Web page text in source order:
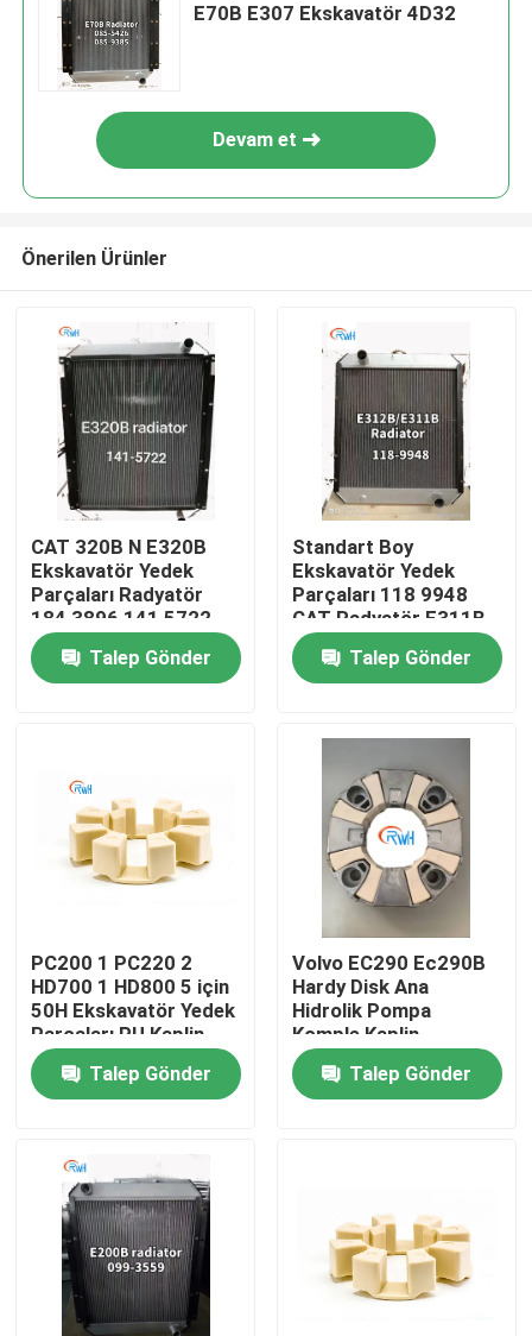
Ev
videolar
Hakkımızda
Kalite kontrol
Bize Ulaşın
Haberler
Vakalar
Hidrolik Kırıcı Conta Takımı
E70B E307 Ekskavatör 4D32
Devam et
Önerilen Ürünler
CAT 320B N E320B
Ekskavatör Yedek
Parçaları Radyatör
184 3896 141 5722
Talep Gönder
Standart Boy
Ekskavatör Yedek
Parçaları 118 9948
CAT Radyatör E311B
E312B
Talep Gönder
PC200 1 PC220 2
HD700 1 HD800 5 için
50H Ekskavatör Yedek
Parçaları PU Kaplin
Talep Gönder
Volvo EC290 Ec290B
Hardy Disk Ana
Hidrolik Pompa
Komple Kaplin
14524052 160H
Talep Gönder